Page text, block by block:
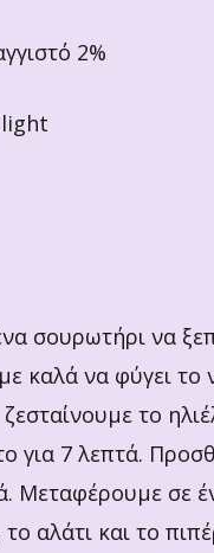
2%
light
σουρωτήρι να
καλά να φύγει
το
για 7 λεπτά.
Μεταφέρουμε σε
αλάτι και το